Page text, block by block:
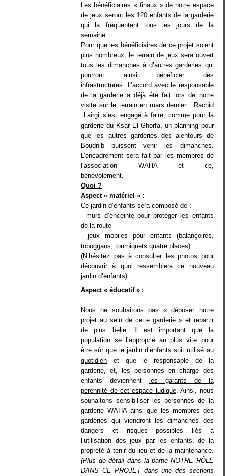
Les bénéficiaires « finaux » de notre espace
de jeux seront les 120 enfants de la garderie
qui la fréquentent tous les jours de la
semaine.
Pour que les bénéficiaires de ce projet soient
plus nombreux, le terrain de jeux sera ouvert
tous les dimanches à d’autres garderies qui
pourront ainsi bénéficier des
infrastructures. L’accord avec le responsable
de la garderie a déjà été fait lors de notre
visite sur le terrain en mars dernier. Rachid
Lairgi s’est engagé à faire, comme pour la
garderie du Ksar El Ghorfa, un planning pour
que les autres garderies des alentours de
Boudnib puissent venir les dimanches.
L’encadrement sera fait par les membres de
l’association WAHA et ce,
bénévolement.
Quoi ?
Aspect « matériel » :
Ce jardin d’enfants sera composé de :
- murs d’enceinte pour protéger les enfants
de la route
- jeux mobiles pour enfants (balançoires,
toboggans, tourniquets quatre places)
(N’hésitez pas à consulter les photos pour
découvrir à quoi ressemblera ce nouveau
jardin d’enfants)
Aspect « éducatif » :
Nous ne souhaitons pas « déposer notre
projet au sein de cette garderie » et repartir
de plus belle. Il estimportant que la
population se l’approprie au plus vite pour
être sûr que le jardin d’enfants soitutilisé au
quotidien et que le responsable de la
garderie, et, les personnes en charge des
enfants deviennent les garants de la
pérennité de cet espace ludique. Ainsi, nous
souhaitons sensibiliser les personnes de la
garderie WAHA ainsi que les membres des
garderies qui viendront les dimanches des
dangers et risques possibles liés à
l’utilisation des jeux par les enfants, de la
propreté à tenir du lieu et de la maintenance.
(Plus de détail dans la partie NOTRE RÔLE
DANS CE PROJET dans une des sections